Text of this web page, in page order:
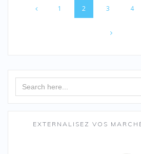
Page
1 Page
2 Page
3 Page
4
Search
EXTERNALISEZ VOS